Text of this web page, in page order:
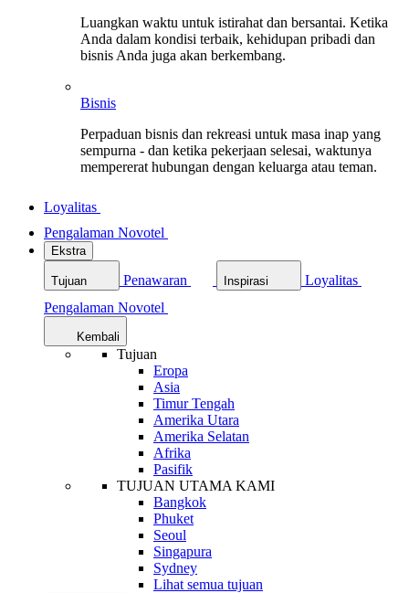
Luangkan waktu untuk istirahat dan bersantai. Ketika
Anda dalam kondisi terbaik, kehidupan pribadi dan
bisnis Anda juga akan berkembang.
Bisnis
Perpaduan bisnis dan rekreasi untuk masa inap yang
sempurna - dan ketika pekerjaan selesai, waktunya
mempererat hubungan dengan keluarga atau teman.
Loyalitas
Pengalaman Novotel
Ekstra
Tujuan Penawaran Inspirasi
Loyalitas
Pengalaman Novotel
Kembali
Tujuan
Eropa
Asia
Timur Tengah
Amerika Utara
Amerika Selatan
Afrika
Pasifik
TUJUAN UTAMA KAMI
Bangkok
Phuket
Seoul
Singapura
Sydney
Lihat semua tujuan